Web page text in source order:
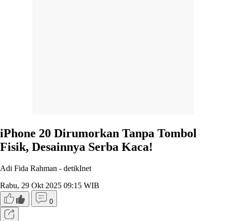
iPhone 20 Dirumorkan Tanpa Tombol
Fisik, Desainnya Serba Kaca!
Adi Fida Rahman - detikInet
Rabu, 29 Okt 2025 09:15 WIB
0